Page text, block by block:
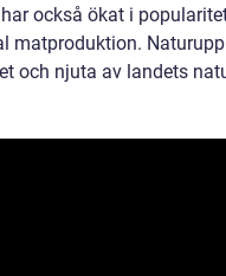
också ökat i
matproduktion.
och njuta av landets